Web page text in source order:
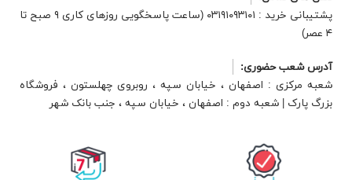
پشتیبانی خرید : ۰۳۱۹۱۰۹۳۱۰۱ (ساعت پاسخگویی روزهای کاری ۹ صبح تا
۴ عصر)
آدرس شعب حضوری:
شعبه مرکزی : اصفهان ، خیابان سپه ، روبروی چهلستون ، فروشگاه
بزرگ پارک | شعبه دوم : اصفهان ، خیابان سپه ، جنب بانک شهر